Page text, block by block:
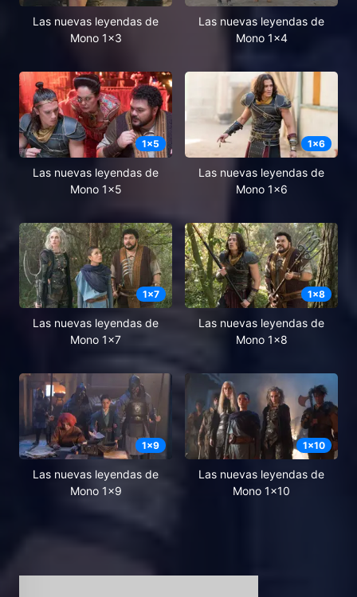
Las nuevas leyendas de
Mono 1x3
Las nuevas leyendas de
Mono 1x4
1x5
Las nuevas leyendas de
Mono 1x5
1x6
Las nuevas leyendas de
Mono 1x6
1x7
Las nuevas leyendas de
Mono 1x7
1x8
Las nuevas leyendas de
Mono 1x8
1x9
Las nuevas leyendas de
Mono 1x9
1x10
Las nuevas leyendas de
Mono 1x10